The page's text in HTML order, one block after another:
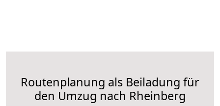
Routenplanung als Beiladung für
den Umzug nach Rheinberg